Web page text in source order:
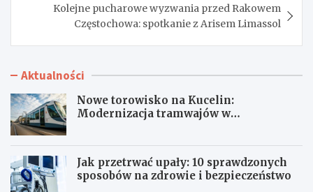
Kolejne pucharowe wyzwania przed Rakowem
Częstochowa: spotkanie z Arisem Limassol
Aktualności
Nowe torowisko na Kucelin:
Modernizacja tramwajów w
Jak przetrwać upały: 10 sprawdzonych
sposobów na zdrowie i bezpieczeństwo